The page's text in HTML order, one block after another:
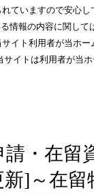
ていますので安心し
情報の内容に関し
イト利用者が当ホ
イトは利用者が当
・在留
]～在